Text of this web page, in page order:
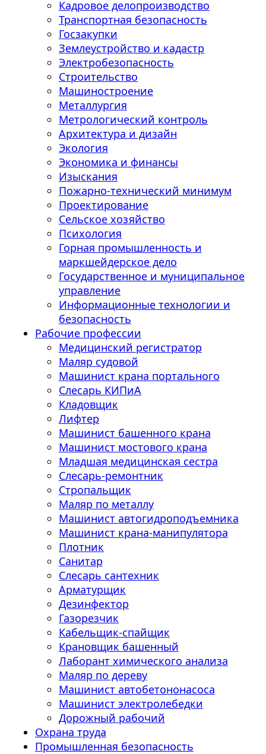
Кадровое делопроизводство
Транспортная безопасность
Госзакупки
Землеустройство и кадастр
Электробезопасность
Строительство
Машиностроение
Металлургия
Метрологический контроль
Архитектура и дизайн
Экология
Экономика и финансы
Изыскания
Пожарно-технический минимум
Проектирование
Сельское хозяйство
Психология
Горная промышленность и
маркшейдерское дело
Государственное и муниципальное
управление
Информационные технологии и
безопасность
Рабочие профессии
Медицинский регистратор
Маляр судовой
Машинист крана портального
Слесарь КИПиА
Кладовщик
Лифтер
Машинист башенного крана
Машинист мостового крана
Младшая медицинская сестра
Слесарь-ремонтник
Стропальщик
Маляр по металлу
Машинист автогидроподъемника
Машинист крана-манипулятора
Плотник
Санитар
Слесарь сантехник
Арматурщик
Дезинфектор
Газорезчик
Кабельщик-спайщик
Крановщик башенный
Лаборант химического анализа
Маляр по дереву
Машинист автобетононасоса
Машинист электролебедки
Дорожный рабочий
Охрана труда
Промышленная безопасность